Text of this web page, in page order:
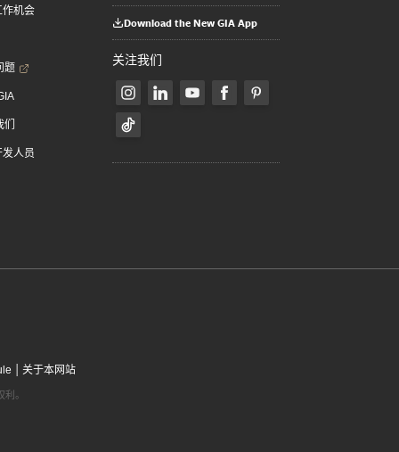
作机会
题
发人员
Download the New GIA App
关注我们
| 关于本网站
。